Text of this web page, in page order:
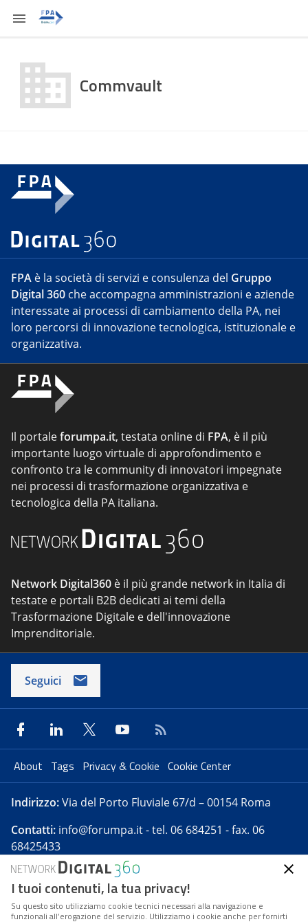
Commvault
FPA è la società di servizi e consulenza del Gruppo
Digital 360 che accompagna amministrazioni e aziende
interessate ai processi di cambiamento della PA, nei
loro percorsi di innovazione tecnologica, istituzionale e
organizzativa.
Il portaleforumpa.it, testata online di FPA, è il più
importante luogo virtuale di approfondimento e
confronto tra le community di innovatori impegnate
nei processi di trasformazione organizzativa e
tecnologica della PA italiana.
Network Digital360 è il più grande network in Italia di
testate e portali B2B dedicati ai temi della
Trasformazione Digitale e dell'innovazione
Imprenditoriale.
Seguici
About Tags Privacy & Cookie Cookie Center
Indirizzo:Via del Porto Fluviale 67/d – 00154 Roma
Contatti: info@forumpa.it- tel. 06 684251 - fax. 06
68425433
Forumpa.itè una pubblicazione telematica iscritta
presso Registro della stampa del Tribunale di Roma -
Reg. n. 182 del 2 maggio 2008 - Direttore resp. Michela
I tuoi contenuti, la tua privacy!
Su questo sito utilizziamo cookie tecnici necessari alla navigazione e
funzionali all’erogazione del servizio. Utilizziamo i cookie anche per fornirti